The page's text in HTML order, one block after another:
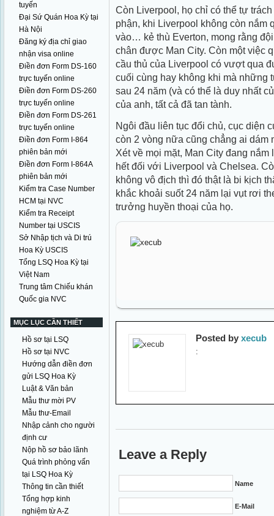
tuyến
Đại Sứ Quán Hoa Kỳ tại
Hà Nội
Đăng ký địa chỉ giao
nhận visa online
Điền đơn Form DS-160
trực tuyến online
Điền đơn Form DS-260
trực tuyến online
Điền đơn Form DS-261
trực tuyến online
Điền đơn Form I-864
phiên bản mới
Điền đơn Form I-864A
phiên bản mới
Kiểm tra Case Number
HCM tại NVC
Kiểm tra Receipt
Number tại USCIS
Sở Nhập tịch và Di trú
Hoa Kỳ USCIS
Tổng LSQ Hoa Kỳ tại
Việt Nam
Trung tâm Chiếu khán
Quốc gia NVC
MỤC LỤC CẦN THIẾT
Hồ sơ tại LSQ
Hồ sơ tại NVC
Hướng dẫn điền đơn
gửi LSQ Hoa Kỳ
Luật & Văn bản
Mẫu thư mời PV
Mẫu thư-Email
Nhập cảnh cho người
định cư
Nộp hồ sơ bảo lãnh
Quá trình phỏng vấn
tại LSQ Hoa Kỳ
Thông tin cần thiết
Tổng hợp kinh
nghiệm từ A-Z
Còn Liverpool, họ chỉ có thể tự
phận, khi Liverpool không còn nắm
vào… kẻ thù Everton, mong rằng
chân được Man City. Còn một việc
cầu thủ của Liverpool có vượt qua
cuối cùng hay không khi mà
sau 24 năm (và có thể là duy nhất
của anh, tất cả đã tan tành.
Ngôi đầu liên tục đổi chủ, cục diện
còn 2 vòng nữa cũng chẳng ai
Xét về mọi mặt, Man City đang
hết đối với Liverpool và Chelsea.
không vô địch thì đó thật là bi kịch
khắc khoải suốt 24 năm lại vụt rơi
trưởng huyền thoại của họ.
Posted by xecub
:
Leave a Reply
Name
E-Mail